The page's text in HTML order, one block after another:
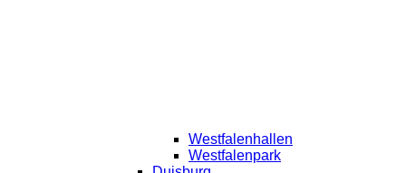
Westfalenhallen
Westfalenpark